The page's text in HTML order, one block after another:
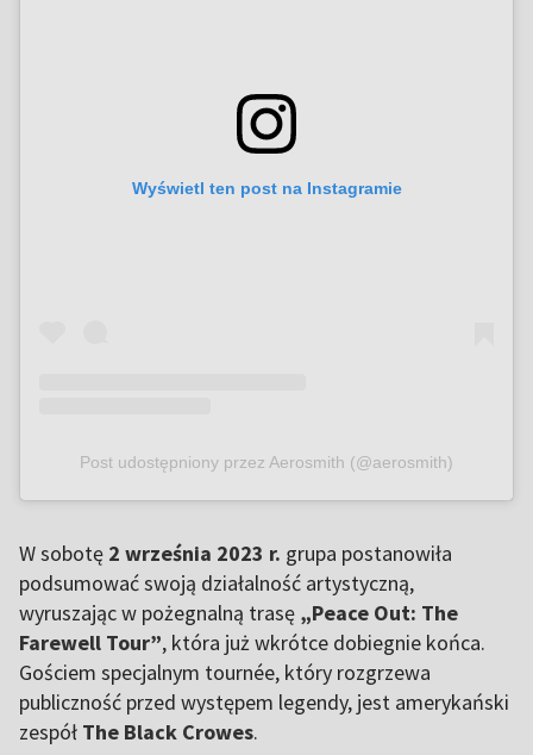
Wyświetl ten post na Instagramie
Post udostępniony przez Aerosmith (@aerosmith)
W sobotę 2 września 2023 r. grupa postanowiła
podsumować swoją działalność artystyczną,
wyruszając w pożegnalną trasę „Peace Out: The
Farewell Tour”, która już wkrótce dobiegnie końca.
Gościem specjalnym tournée, który rozgrzewa
publiczność przed występem legendy, jest amerykański
zespół The Black Crowes.